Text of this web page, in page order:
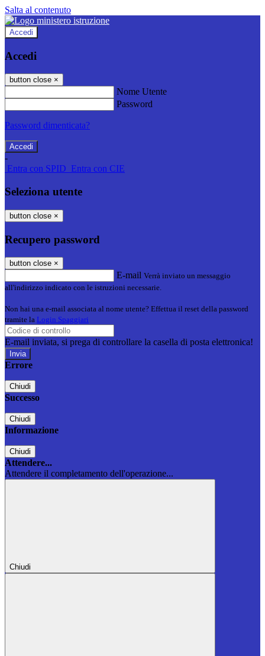
Salta al contenuto
Accedi
Accedi
button close ×
Nome Utente
Password
Password dimenticata?
-
Entra con SPID Entra con CIE
Seleziona utente
button close ×
Recupero password
button close ×
E-mail Verrà inviato un messaggio
all'indirizzo indicato con le istruzioni necessarie.
Non hai una e-mail associata al nome utente? Effettua il reset della password
tramite la Login Spaggiari
E-mail inviata, si prega di controllare la casella di posta elettronica!
Errore
Chiudi
Successo
Chiudi
Informazione
Chiudi
Attendere...
Attendere il completamento dell'operazione...
Chiudi